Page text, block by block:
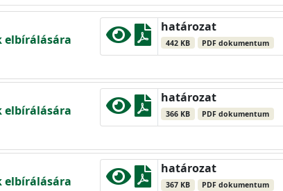
elbírálására
határozat
442 KB PDF dokumentum
elbírálására
határozat
366 KB PDF dokumentum
elbírálására
határozat
367 KB PDF dokumentum